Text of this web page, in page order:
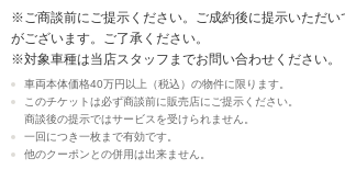
※ご商談前にご提示ください。ご成約後に提示いただい
がございます。ご了承ください。
※対象車種は当店スタッフまでお問い合わせください。
車両本体価格40万円以上（税込）の物件に限ります。
このチケットは必ず商談前に販売店にご提示ください。
商談後の提示ではサービスを受けられません。
一回につき一枚まで有効です。
他のクーポンとの併用は出来ません。